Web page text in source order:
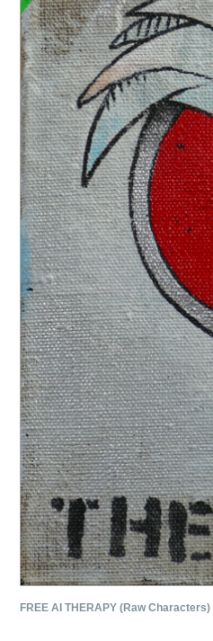
FREE AI THERAPY (Raw Characters)